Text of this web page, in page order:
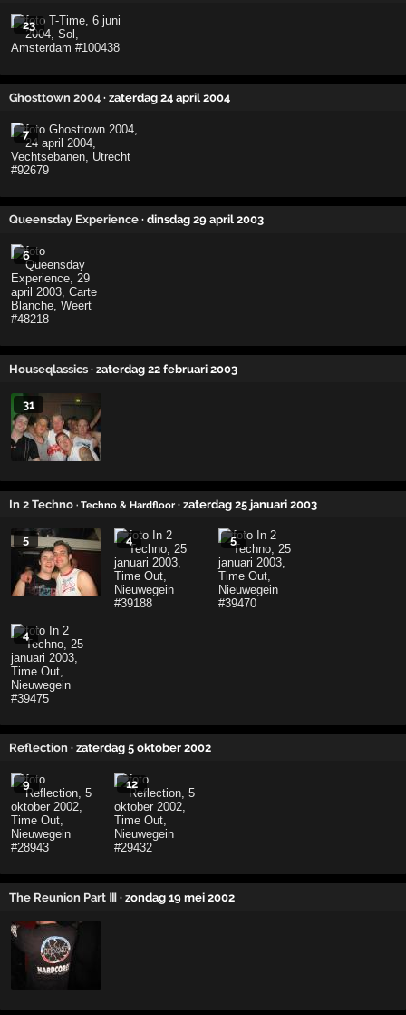
23
Ghosttown 2004 · zaterdag 24 april 2004
7
Queensday Experience · dinsdag 29 april 2003
6
Houseqlassics · zaterdag 22 februari 2003
31
In 2 Techno · Techno & Hardfloor · zaterdag 25 januari 2003
5 4 5
4
Reflection · zaterdag 5 oktober 2002
9 12
The Reunion Part Ⅲ · zondag 19 mei 2002